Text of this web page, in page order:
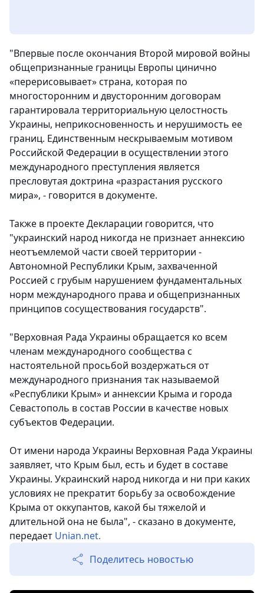
"Впервые после окончания Второй мировой войны
общепризнанные границы Европы цинично
«перерисовывает» страна, которая по
многосторонним и двусторонним договорам
гарантировала территориальную целостность
Украины, неприкосновенность и нерушимость ее
границ. Единственным нескрываемым мотивом
Российской Федерации в осуществлении этого
международного преступления является
пресловутая доктрина «разрастания русского
мира», - говорится в документе.
Также в проекте Декларации говорится, что
"украинский народ никогда не признает аннексию
неотъемлемой части своей территории -
Автономной Республики Крым, захваченной
Россией с грубым нарушением фундаментальных
норм международного права и общепризнанных
принципов сосуществования государств".
"Верховная Рада Украины обращается ко всем
членам международного сообщества с
настоятельной просьбой воздержаться от
международного признания так называемой
«Республики Крым» и аннексии Крыма и города
Севастополь в состав России в качестве новых
субъектов Федерации.
От имени народа Украины Верховная Рада Украины
заявляет, что Крым был, есть и будет в составе
Украины. Украинский народ никогда и ни при каких
условиях не прекратит борьбу за освобождение
Крыма от оккупантов, какой бы тяжелой и
длительной она не была", - сказано в документе,
передает Unian.net.
Поделитесь новостью